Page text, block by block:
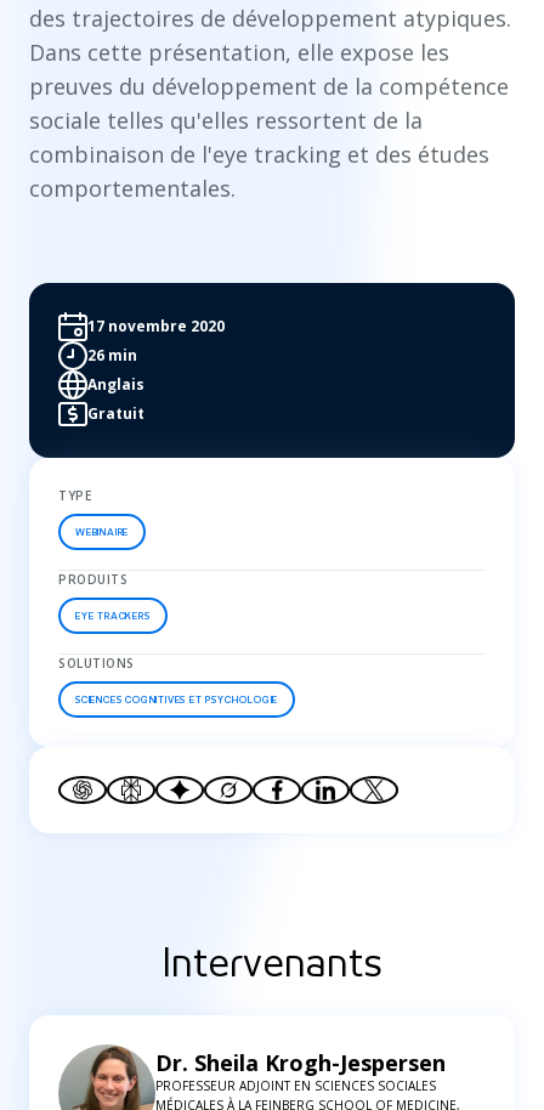
des trajectoires de développement atypiques.
Dans cette présentation, elle expose les
preuves du développement de la compétence
sociale telles qu'elles ressortent de la
combinaison de l'eye tracking et des études
comportementales.
17 novembre 2020
26 min
Anglais
Gratuit
TYPE
WEBINAIRE
PRODUITS
EYE TRACKERS
SOLUTIONS
SCIENCES COGNITIVES ET PSYCHOLOGIE
Intervenants
Dr. Sheila Krogh-Jespersen
PROFESSEUR ADJOINT EN SCIENCES SOCIALES
MÉDICALES À LA FEINBERG SCHOOL OF MEDICINE,